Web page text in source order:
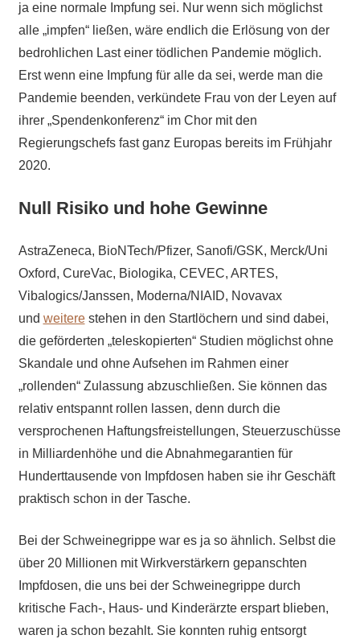
ja eine normale Impfung sei. Nur wenn sich möglichst
alle „impfen“ ließen, wäre endlich die Erlösung von der
bedrohlichen Last einer tödlichen Pandemie möglich.
Erst wenn eine Impfung für alle da sei, werde man die
Pandemie beenden, verkündete Frau von der Leyen auf
ihrer „Spendenkonferenz“ im Chor mit den
Regierungschefs fast ganz Europas bereits im Frühjahr
2020.
Null Risiko und hohe Gewinne
AstraZeneca, BioNTech/Pfizer, Sanofi/GSK, Merck/Uni
Oxford, CureVac, Biologika, CEVEC, ARTES,
Vibalogics/Janssen, Moderna/NIAID, Novavax
und weiterestehen in den Startlöchern und sind dabei,
die geförderten „teleskopierten“ Studien möglichst ohne
Skandale und ohne Aufsehen im Rahmen einer
„rollenden“ Zulassung abzuschließen. Sie können das
relativ entspannt rollen lassen, denn durch die
versprochenen Haftungsfreistellungen, Steuerzuschüsse
in Milliardenhöhe und die Abnahmegarantien für
Hunderttausende von Impfdosen haben sie ihr Geschäft
praktisch schon in der Tasche.
Bei der Schweinegrippe war es ja so ähnlich. Selbst die
über 20 Millionen mit Wirkverstärkern gepanschten
Impfdosen, die uns bei der Schweinegrippe durch
kritische Fach-, Haus- und Kinderärzte erspart blieben,
waren ja schon bezahlt. Sie konnten ruhig entsorgt